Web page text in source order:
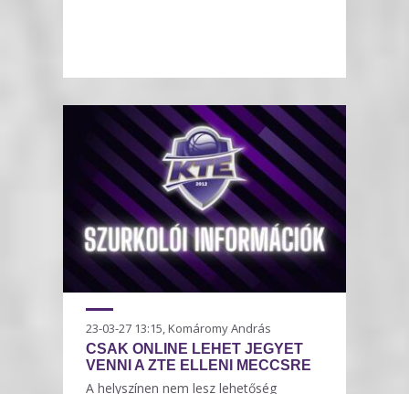
23-03-27 13:15, Komáromy András
CSAK ONLINE LEHET JEGYET
VENNI A ZTE ELLENI MECCSRE
A helyszínen nem lesz lehetőség